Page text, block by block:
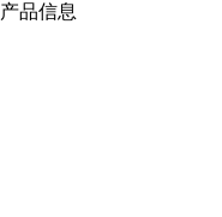
产品信息